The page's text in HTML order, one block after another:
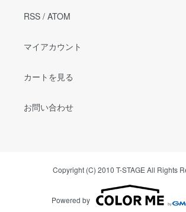
RSS / ATOM
マイアカウント
カートを見る
お問い合わせ
Copyright (C) 2010 T-STAGE All Rights
Powered by